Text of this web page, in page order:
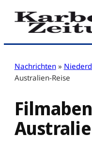
Zum
Inhalt
Nachrichten »
Australien-Reise